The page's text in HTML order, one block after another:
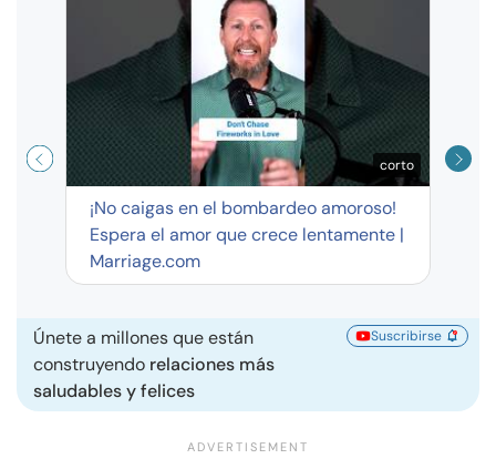
corto
¡No caigas en el bombardeo amoroso!
Espera el amor que crece lentamente |
Marriage.com
Únete a millones que están
construyendo relaciones más
saludables y felices
Suscribirse